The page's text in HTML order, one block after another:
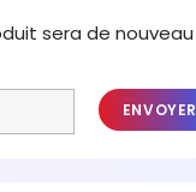
sera de nouveau
ENVOYER